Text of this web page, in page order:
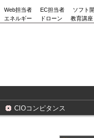
Web担当者 EC担当者 ソフト
エネルギー
ドローン 教育講座
CIOコンピタンス